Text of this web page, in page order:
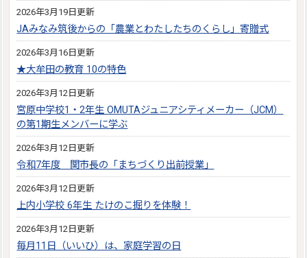
2026年3月19日更新
JAみなみ筑後からの「農業とわたしたちのくらし」寄贈式
2026年3月16日更新
★大牟田の教育 10の特色
2026年3月12日更新
宮原中学校1・2年生 OMUTAジュニアシティメーカー（JCM）
の第1期生メンバーに学ぶ
2026年3月12日更新
令和7年度 関市長の「まちづくり出前授業」
2026年3月12日更新
上内小学校 6年生 たけのこ掘りを体験！
2026年3月12日更新
毎月11日（いいひ）は、家庭学習の日